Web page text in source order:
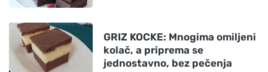
GRIZ KOCKE: Mnogima omiljeni
kolač, a priprema se
jednostavno, bez pečenja